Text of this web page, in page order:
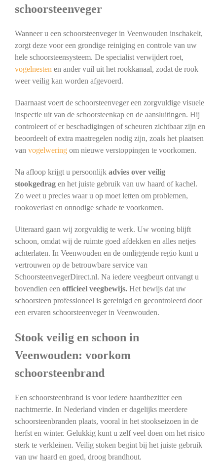
schoorsteenveger
Wanneer u een schoorsteenveger in Veenwouden inschakelt,
zorgt deze voor een grondige reiniging en controle van uw
hele schoorsteensysteem. De specialist verwijdert roet,
vogelnesten en ander vuil uit het rookkanaal, zodat de rook
weer veilig kan worden afgevoerd.
Daarnaast voert de schoorsteenveger een zorgvuldige visuele
inspectie uit van de schoorsteenkap en de aansluitingen. Hij
controleert of er beschadigingen of scheuren zichtbaar zijn en
beoordeelt of extra maatregelen nodig zijn, zoals het plaatsen
van vogelweringom nieuwe verstoppingen te voorkomen.
Na afloop krijgt u persoonlijk advies over veilig
stookgedragen het juiste gebruik van uw haard of kachel.
Zo weet u precies waar u op moet letten om problemen,
rookoverlast en onnodige schade te voorkomen.
Uiteraard gaan wij zorgvuldig te werk. Uw woning blijft
schoon, omdat wij de ruimte goed afdekken en alles netjes
achterlaten. In Veenwouden en de omliggende regio kunt u
vertrouwen op de betrouwbare service van
SchoorsteenvegerDirect.nl. Na iedere veegbeurt ontvangt u
bovendien een officieel veegbewijs. Het bewijs dat uw
schoorsteen professioneel is gereinigd en gecontroleerd door
een ervaren schoorsteenveger in Veenwouden.
Stook veilig en schoon in
Veenwouden: voorkom
schoorsteenbrand
Een schoorsteenbrand is voor iedere haardbezitter een
nachtmerrie. In Nederland vinden er dagelijks meerdere
schoorsteenbranden plaats, vooral in het stookseizoen in de
herfst en winter. Gelukkig kunt u zelf veel doen om het risico
sterk te verkleinen. Veilig stoken begint bij het juiste gebruik
van uw haard en goed, droog brandhout.